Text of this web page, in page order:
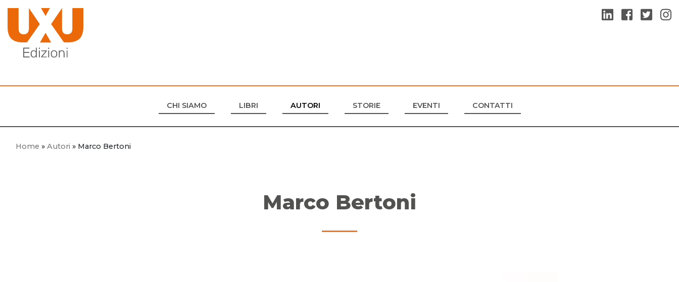
CHI SIAMO LIBRI AUTORI STORIE EVENTI CONTATTI
Home » Autori » Marco Bertoni
Marco Bertoni